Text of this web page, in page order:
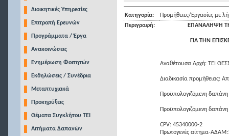
Διοικητικές Υπηρεσίες
Επιτροπή Ερευνών
Προγράμματα / Έργα
Ανακοινώσεις
Ενημέρωση Φοιτητών
Εκδηλώσεις / Συνέδρια
Μεταπτυχιακά
Προκηρύξεις
Θέματα Συγκλήτου ΤΕΙ
Αιτήματα Δαπανών
Κατηγορία:
Προμήθειες/Εργασίες με
Περιγραφή:
ΕΠΑΝΑΛΗΨΗ
ΓΙΑ ΤΗΝ
Αναθέτουσα Αρχή: ΤΕΙ
Διαδικασία προμήθειας:
Προϋπολογιζόμενη
Προϋπολογιζόμενη
CPV: 45340000-2
Πρωτογενές αίτημα-